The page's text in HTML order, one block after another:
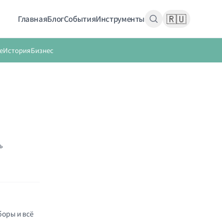
ГлавнаяБлогСобытияИнструменты 🇷🇺
ИсторияБизнес
и всё